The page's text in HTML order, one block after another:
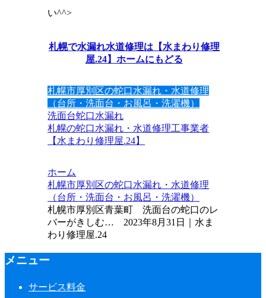
い^^>
札幌で水漏れ水道修理は【水まわり修理
屋.24】ホームにもどる
札幌市厚別区の蛇口水漏れ・水道修理
（台所・洗面台・お風呂・洗濯機）
洗面台蛇口水漏れ
札幌の蛇口水漏れ・水道修理工事業者
【水まわり修理屋.24】
ホーム
札幌市厚別区の蛇口水漏れ・水道修理
（台所・洗面台・お風呂・洗濯機）
札幌市厚別区青葉町 洗面台の蛇口のレ
バーがきしむ… 2023年8月31日｜水ま
わり修理屋.24
メニュー
サービス料金